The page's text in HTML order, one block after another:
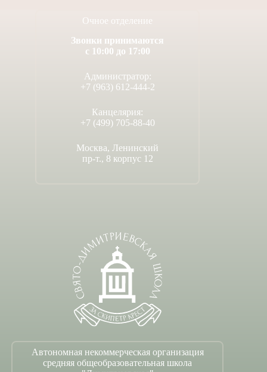
Очное отделение
Звонки принимаются
с 10:00 до 17:00
Администратор:
+7 (963) 612-444-2
Канцелярия:
+7 (499) 705-88-40
Москва, Ленинский
пр-т., 8 корпус 12
Автономная некоммерческая организация
средняя общеобразовательная школа